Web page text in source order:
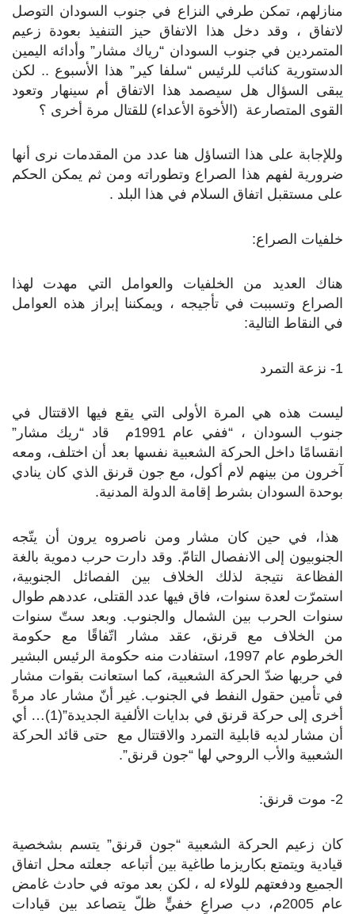
منازلهم، تمكن طرفي النزاع في جنوب السودان التوصل
لاتفاق ، وقد دخل هذا الاتفاق حيز التنفيذ بعودة زعيم
المتمردين في جنوب السودان “رياك مشار” وأدائه اليمين
الدستورية كنائب للرئيس “سلفا كير” هذا الأسبوع .. لكن
يبقى السؤال هل سيصمد هذا الاتفاق أم سينهار وتعود
القوى المتصارعة (الأخوة الأعداء) للقتال مرة أخرى ؟
وللإجابة على هذا التساؤل هنا عدد من المقدمات نرى أنها
ضرورية لفهم هذا الصراع وتطوراته ومن ثم يمكن الحكم
على مستقبل اتفاق السلام في هذا البلد .
خلفيات الصراع:
هناك العديد من الخلفيات والعوامل التي مهدت لهذا
الصراع وتسببت في تأجيجه ، ويمكننا إبراز هذه العوامل
في النقاط التالية:
1- نزعة التمرد
ليست هذه هي المرة الأولى التي يقع فيها الاقتتال في
جنوب السودان ، “ففي عام 1991م قاد “ريك مشار”
انقسامًا داخل الحركة الشعبية نفسها بعد أن اختلف، ومعه
آخرون من بينهم لام أكول، مع جون قرنق الذي كان ينادي
بوحدة السودان بشرط إقامة الدولة المدنية.
هذا، في حين كان مشار ومن ناصروه يرون أن يتّجه
الجنوبيون إلى الانفصال التامّ. وقد دارت حرب دموية بالغة
الفظاعة نتيجة لذلك الخلاف بين الفصائل الجنوبية،
استمرّت لعدة سنوات، فاق فيها عدد القتلى، عددهم طوال
سنوات الحرب بين الشمال والجنوب. وبعد ستّ سنوات
من الخلاف مع قرنق، عقد مشار اتّفاقًا مع حكومة
الخرطوم عام 1997، استفادت منه حكومة الرئيس البشير
في حربها ضدّ الحركة الشعبية، كما استعانت بقوات مشار
في تأمين حقول النفط في الجنوب. غير أنّ مشار عاد مرةً
أخرى إلى حركة قرنق في بدايات الألفية الجديدة”(1)… أي
أن مشار لديه قابلية التمرد والاقتتال مع حتى قائد الحركة
الشعبية والأب الروحي لها “جون قرنق”.
2- موت قرنق:
كان زعيم الحركة الشعبية “جون قرنق” يتسم بشخصية
قيادية ويتمتع بكاريزما طاغية بين أتباعه جعلته محل اتفاق
الجميع ودفعتهم للولاء له ، لكن بعد موته في حادث غامض
عام 2005م، دب صراعٍ خفيٍّ ظلّ يتصاعد بين قيادات